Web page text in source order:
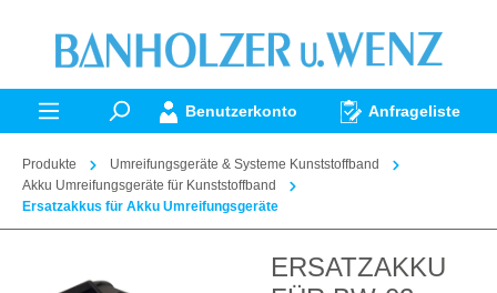
springen
Benutzerkonto Anfrageliste
Produkte
Umreifungsgeräte & Systeme Kunststoffband
Akku Umreifungsgeräte für Kunststoffband
Ersatzakkus für Akku Umreifungsgeräte
ERSATZAKKU